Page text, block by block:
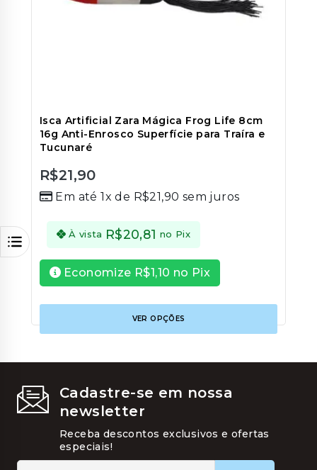
Isca Artificial Zara Mágica Frog Life 8cm
16g Anti-Enrosco Superfície para Traíra e
Tucunaré
out
R$21,90
Em até 1x de R$21,90 sem juros
À vista R$20,81 no Pix
Economize R$1,10 no Pix
VER OPÇÕES
tem
Cadastre-se em nossa
newsletter
Receba descontos exclusivos e ofertas
especiais!